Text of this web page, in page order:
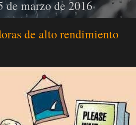
de marzo de 2016
de alto rendimiento